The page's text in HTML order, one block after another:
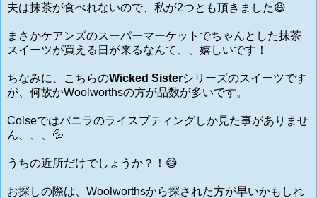
夫は抹茶が食べれないので、私が2つとも頂きました😆
まさかケアンズのスーパーマーケットでちゃんとした抹茶
スイーツが買える日が来るなんて、、嬉しいです！
ちなみに、こちらのWicked Sisterシリーズのスイーツです
が、何故かWoolworthsの方が品数が多いです。
Colseではバニラのライスプティングしか見た事がありませ
ん、、、💦
うちの近所だけでしょうか？！😅
お探しの際は、Woolworthsから探された方が早いかもしれ